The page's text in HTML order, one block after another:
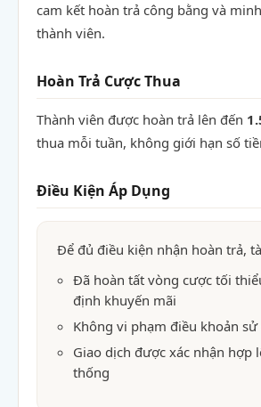
cam kết hoàn trả công bằng và
thành viên.
Hoàn Trả Cược Thua
Thành viên được hoàn trả lên đến
thua mỗi tuần, không giới hạn số
Điều Kiện Áp Dụng
Để đủ điều kiện nhận hoàn trả,
Đã hoàn tất vòng cược tối
định khuyến mãi
Không vi phạm điều khoản sử
Giao dịch được xác nhận hợp
thống